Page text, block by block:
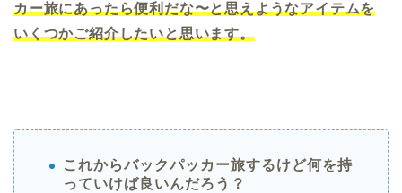
カー旅にあったら便利だな〜と思えようなアイテムを
いくつかご紹介したいと思います。
これからバックパッカー旅するけど何を持
っていけば良いんだろう？